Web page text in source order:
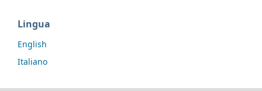
Lingua
English
Italiano